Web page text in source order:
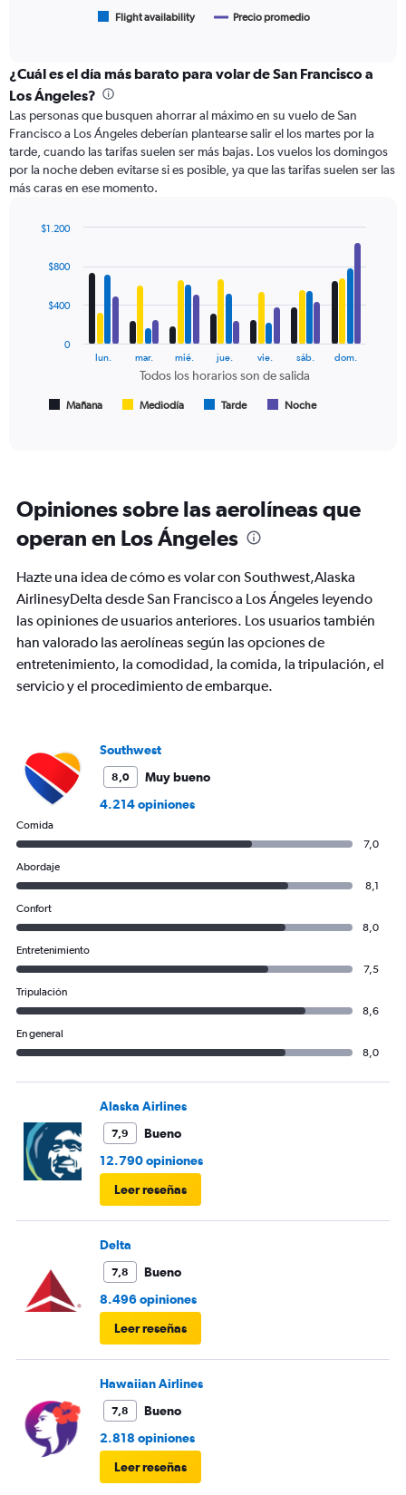
displaying
categories.
Range:
6
categories.
The
chart
has
displaying
Avg.
and
Flight availability Precio promedio
¿Cuál es el día más barato para volar de San Francisco a
Los Ángeles?
Las personas que busquen ahorrar al máximo en su vuelo de San
Francisco a Los Ángeles deberían plantearse salir el los martes por la
tarde, cuando las tarifas suelen ser más bajas. Los vuelos los domingos
por la noche deben evitarse si es posible, ya que las tarifas suelen ser las
más caras en ese momento.
chart
with
data
horarios
de
Range:
7
categories.
The
chart
has
1
values.
Range:
0
to
1200.
Todos los horarios son de salida
Mañana Mediodía Tarde Noche
lun. mar. mié. jue. vie. sáb. dom.
0
$400
$800
$1.200
Opiniones sobre las aerolíneas que
operan en Los Ángeles
Hazte una idea de cómo es volar con Southwest,Alaska
AirlinesyDelta desde San Francisco a Los Ángeles leyendo
las opiniones de usuarios anteriores. Los usuarios también
han valorado las aerolíneas según las opciones de
entretenimiento, la comodidad, la comida, la tripulación, el
servicio y el procedimiento de embarque.
Southwest
8,0
Muy bueno
4.214 opiniones
Comida
7,0
Abordaje
8,1
Confort
8,0
Entretenimiento
7,5
Tripulación
8,6
En general
8,0
Alaska Airlines
7,9
Bueno
12.790 opiniones
Leer reseñas
Delta
7,8
Bueno
8.496 opiniones
Leer reseñas
Hawaiian Airlines
7,8
Bueno
2.818 opiniones
Leer reseñas